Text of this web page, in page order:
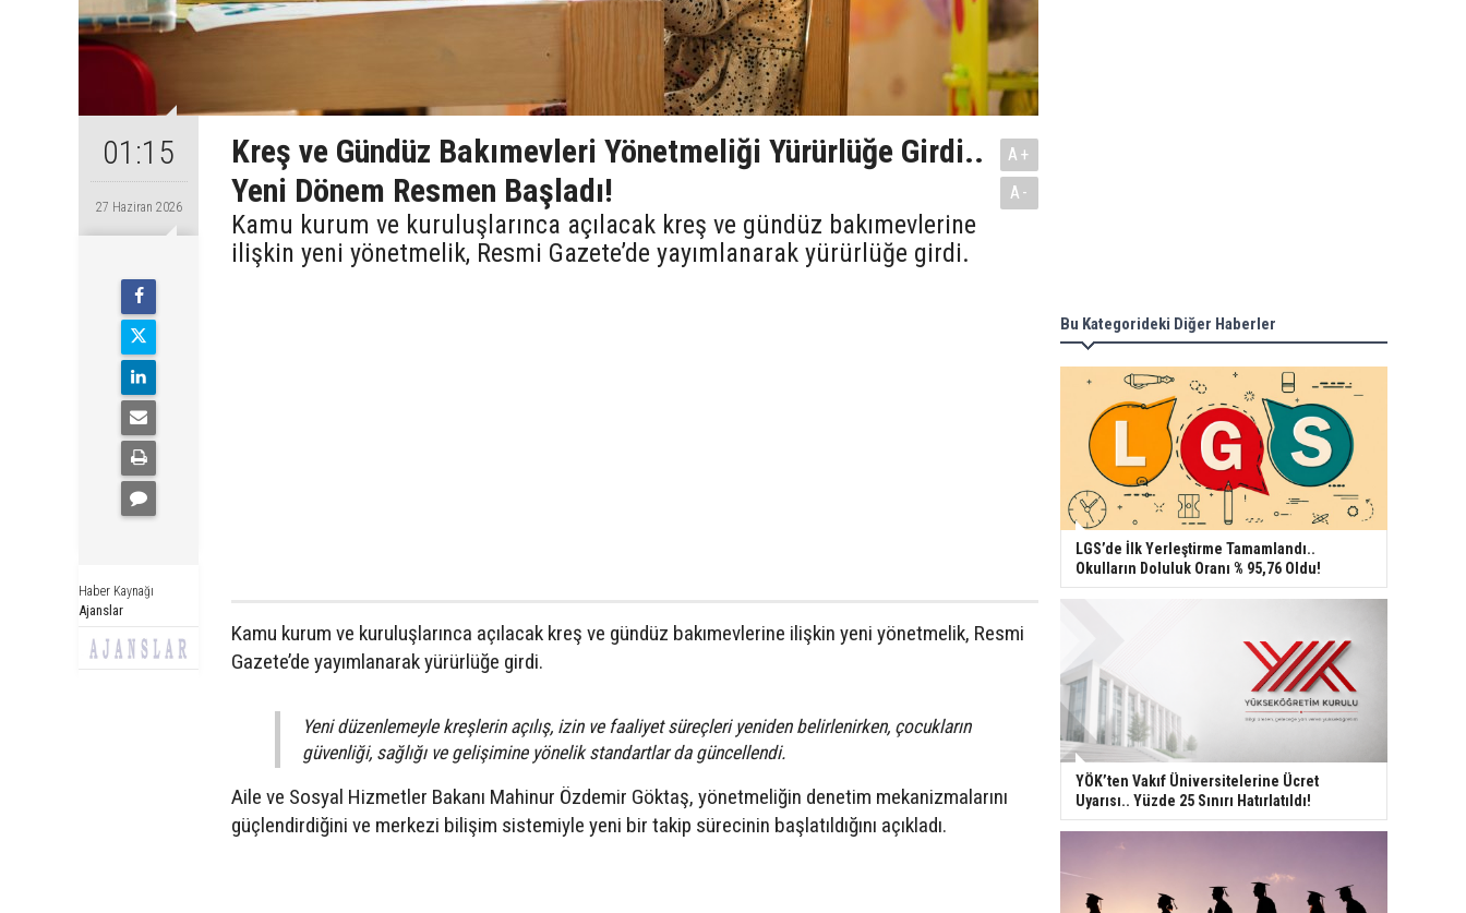
01:15
27 Haziran 2026
Haber Kaynağı
Ajanslar
Kreş ve Gündüz Bakımevleri Yönetmeliği Yürürlüğe Girdi..
Yeni Dönem Resmen Başladı!
Kamu kurum ve kuruluşlarınca açılacak kreş ve gündüz bakımevlerine
ilişkin yeni yönetmelik, Resmi Gazete’de yayımlanarak yürürlüğe girdi.
A+
A-
Kamu kurum ve kuruluşlarınca açılacak kreş ve gündüz bakımevlerine ilişkin yeni yönetmelik, Resmi
Gazete’de yayımlanarak yürürlüğe girdi.
Yeni düzenlemeyle kreşlerin açılış, izin ve faaliyet süreçleri yeniden belirlenirken, çocukların
güvenliği, sağlığı ve gelişimine yönelik standartlar da güncellendi.
Aile ve Sosyal Hizmetler Bakanı Mahinur Özdemir Göktaş, yönetmeliğin denetim mekanizmalarını
güçlendirdiğini ve merkezi bilişim sistemiyle yeni bir takip sürecinin başlatıldığını açıkladı.
Bu Kategorideki Diğer Haberler
LGS’de İlk Yerleştirme Tamamlandı..
Okulların Doluluk Oranı % 95,76 Oldu!
YÖK’ten Vakıf Üniversitelerine Ücret
Uyarısı.. Yüzde 25 Sınırı Hatırlatıldı!